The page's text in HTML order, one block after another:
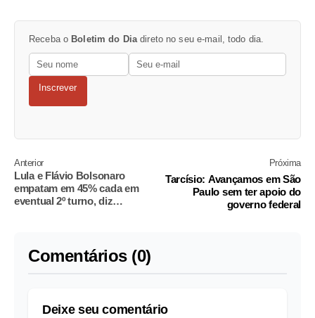
Receba o Boletim do Diadireto no seu e-mail, todo dia.
Inscrever
Anterior
Lula e Flávio Bolsonaro
empatam em 45% cada em
eventual 2º turno, diz
Próxima
Tarcísio: Avançamos em São
Paulo sem ter apoio do
governo federal
Comentários (0)
Deixe seu comentário